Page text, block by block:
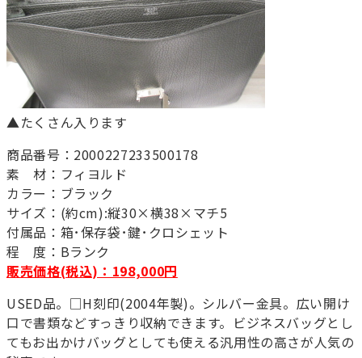
▲たくさん入ります
商品番号：2000227233500178
素 材：フィヨルド
カラー：ブラック
サイズ：(約cm):縦30×横38×マチ5
付属品：箱･保存袋･鍵･クロシェット
程 度：Bランク
販売価格(税込)：198,000円
USED品。□H刻印(2004年製)。シルバー金具。広い開け
口で書類などすっきり収納できます。ビジネスバッグとし
てもお出かけバッグとしても使える汎用性の高さが人気の